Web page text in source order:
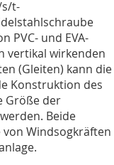
s/t-
PVC- und EVA-
vertikal wirkenden
(Gleiten) kann die
Konstruktion des
Größe der
Beide
Windsogkräften